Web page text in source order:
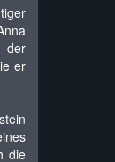
der
er
die